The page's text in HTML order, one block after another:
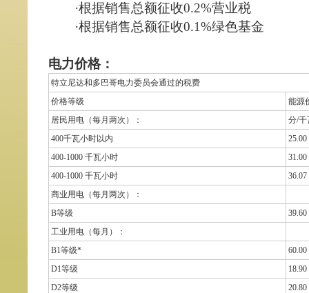
·根据销售总额征收0.2%营业税
·根据销售总额征收0.1%绿色基金
电力价格：
特立尼达和多巴哥电力委员会通过的税费
价格等级
能源
居民用电（每月两次）：
分/千
400千瓦小时以内
25.00
400-1000 千瓦小时
31.00
400-1000 千瓦小时
36.07
商业用电（每月两次）：
B等级
39.60
工业用电（每月）：
B1等级*
60.00
D1等级
18.90
D2等级
20.80